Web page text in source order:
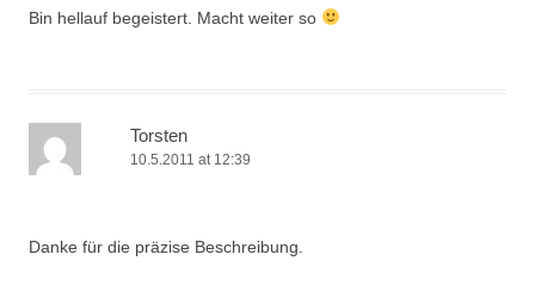
Bin hellauf begeistert. Macht weiter so
Torsten
10.5.2011 at 12:39
Danke für die präzise Beschreibung.